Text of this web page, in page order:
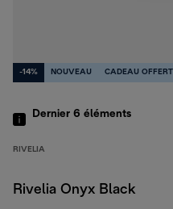
-14% NOUVEAU CADEAU OFFERT
Dernier 6 éléments
RIVELIA
Rivelia Onyx Black